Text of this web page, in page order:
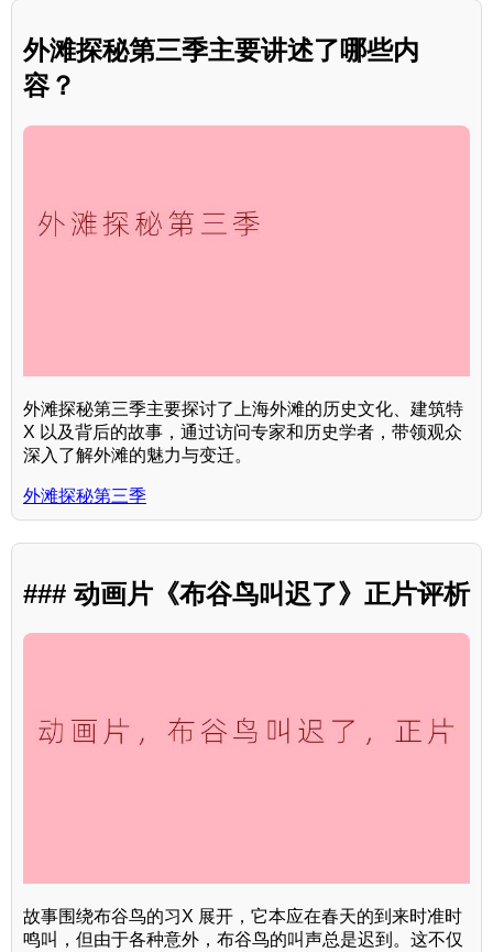
外滩探秘第三季主要讲述了哪些内
容？
外滩探秘第三季主要探讨了上海外滩的历史文化、建筑特
X 以及背后的故事，通过访问专家和历史学者，带领观众
深入了解外滩的魅力与变迁。
外滩探秘第三季
### 动画片《布谷鸟叫迟了》正片评析
故事围绕布谷鸟的习X 展开，它本应在春天的到来时准时
鸣叫，但由于各种意外，布谷鸟的叫声总是迟到。这不仅